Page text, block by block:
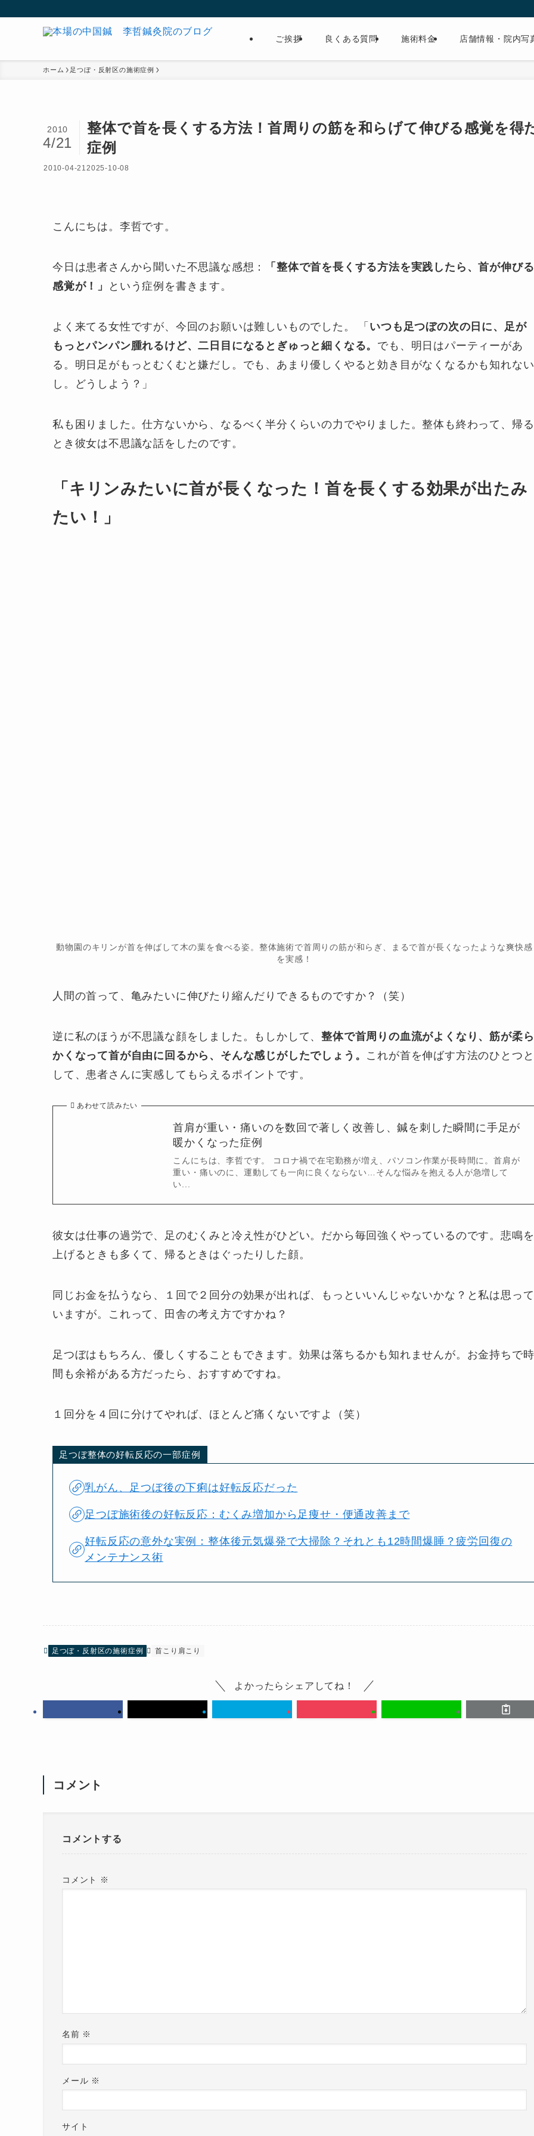
ご挨拶 良くある質問 施術料金 店舗情報・院内写
ホーム 足つぼ・反射区の施術症例
整体で首を長くする方法！首周りの筋を和らげて伸びる感覚を得
症例
2010
4/21
2010-04-212025-10-08
こんにちは。李哲です。
今日は患者さんから聞いた不思議な感想：
「整体で首を長くする方法を実践したら、首が伸びる
感覚が！」
という症例を書きます。
よく来てる女性ですが、今回のお願いは難しいものでした。 「 いつも足つぼの次の日に、足が
もっとパンパン腫れるけど、二日目になるとぎゅっと細くなる。 でも、明日はパーティーがあ
る。明日足がもっとむくむと嫌だし。でも、あまり優しくやると効き目がなくなるかも知れない
し。どうしよう？」
私も困りました。仕方ないから、なるべく半分くらいの力でやりました。整体も終わって、帰る
とき彼女は不思議な話をしたのです。
「キリンみたいに首が長くなった！首を長くする効果が出たみ
たい！」
動物園のキリンが首を伸ばして木の葉を食べる姿。整体施術で首周りの筋が和らぎ、まるで首が長くなったような爽快感
を実感！
人間の首って、亀みたいに伸びたり縮んだりできるものですか？（笑）
逆に私のほうが不思議な顔をしました。もしかして、整体で首周りの血流がよくなり、筋が柔ら
かくなって首が自由に回るから、そんな感じがしたでしょう。 これが首を伸ばす方法のひとつと
して、患者さんに実感してもらえるポイントです。
あわせて読みたい
首肩が重い・痛いのを数回で著しく改善し、鍼を刺した瞬間に手足が
暖かくなった症例
こんにちは、李哲です。 コロナ禍で在宅勤務が増え、パソコン作業が長時間に。首肩が
重い・痛いのに、運動しても一向に良くならない…そんな悩みを抱える人が急増して
い...
彼女は仕事の過労で、足のむくみと冷え性がひどい。だから毎回強くやっているのです。悲鳴を
上げるときも多くて、帰るときはぐったりした顔。
同じお金を払うなら、１回で２回分の効果が出れば、もっといいんじゃないかな？と私は思って
いますが。これって、田舎の考え方ですかね？
足つぼはもちろん、優しくすることもできます。効果は落ちるかも知れませんが。お金持ちで時
間も余裕がある方だったら、おすすめですね。
１回分を４回に分けてやれば、ほとんど痛くないですよ（笑）
足つぼ整体の好転反応の一部症例
乳がん、足つぼ後の下痢は好転反応だった
足つぼ施術後の好転反応：むくみ増加から足痩せ・便通改善まで
好転反応の意外な実例：整体後元気爆発で大掃除？それとも12時間爆睡？疲労回復の
メンテナンス術
足つぼ・反射区の施術症例 首こり肩こり
よかったらシェアしてね！
コメント
コメントする
コメント ※
名前 ※
メール ※
サイト